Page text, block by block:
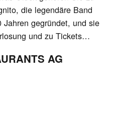
die legendäre Band
gegründet, und sie
und zu Tickets…
AG